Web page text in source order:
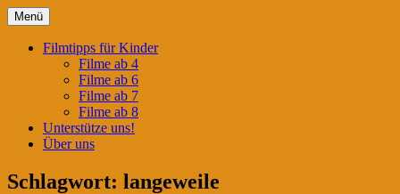
Springe
zum
InhaltKinderwahnsinn
Menü
Filmtipps für Kinder
Filme ab 4
Filme ab 6
Filme ab 7
Filme ab 8
Unterstütze uns!
Über uns
Schlagwort: langeweile